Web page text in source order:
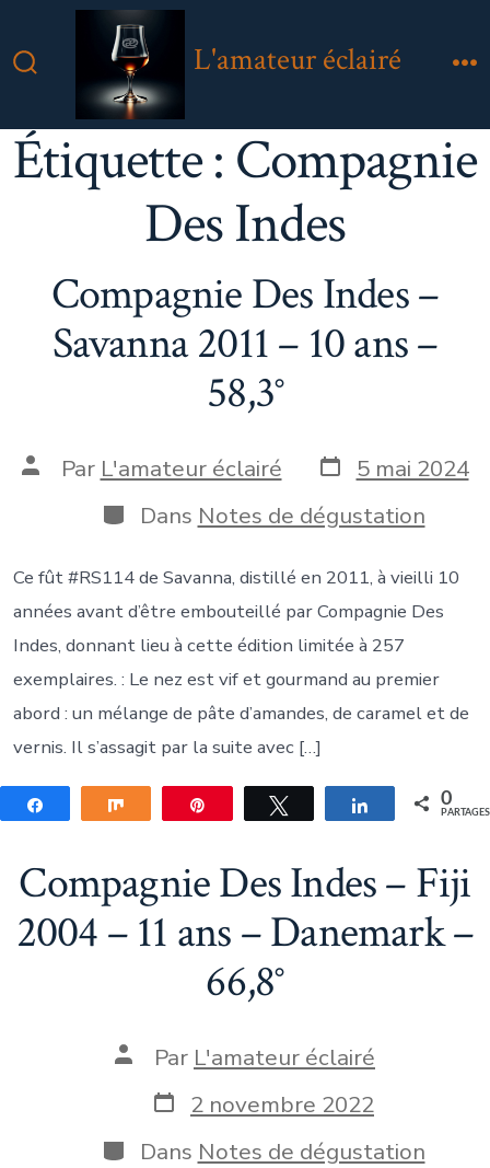
au
Bascule
Rechercher
L'amateur éclairé
Étiquette : Compagnie
Des Indes
Compagnie Des Indes –
Savanna 2011 – 10 ans –
58,3°
Auteur
publication
Par L'amateur éclairé Date
de
publication
5 mai 2024
Catégories
Dans Notes de dégustation
Ce fût #RS114 de Savanna, distillé en 2011, à vieilli 10
années avant d’être embouteillé par Compagnie Des
Indes, donnant lieu à cette édition limitée à 257
exemplaires. : Le nez est vif et gourmand au premier
abord : un mélange de pâte d’amandes, de caramel et de
vernis. Il s’assagit par la suite avec […]
Partagez Partagez Tweetez Partagez 0
PARTAGES
Compagnie Des Indes – Fiji
2004 – 11 ans – Danemark –
66,8°
Auteur
publication
Par L'amateur éclairé
Date
de
publication
2 novembre 2022
Catégories
Dans Notes de dégustation